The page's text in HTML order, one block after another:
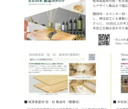
種類から選ぶ 樹種一覧
取扱木材と選び方
集成材（積層材）
無垢材
特注対応
断
表面仕上
木材加工講座
初めての方へ
ご注文から商品到着までの流れ
施工・制作事例
施工・制作事例TOP 工
お客様の声